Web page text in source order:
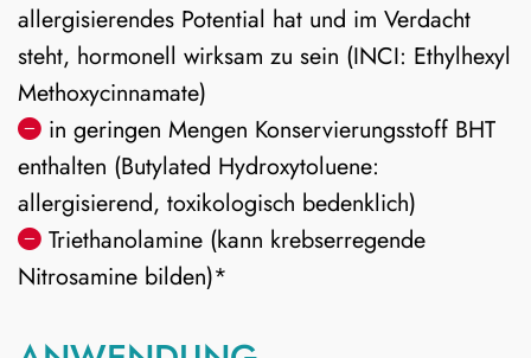
allergisierendes Potential hat und im Verdacht
steht, hormonell wirksam zu sein (INCI: Ethylhexyl
Methoxycinnamate)
in geringen Mengen Konservierungsstoff BHT
enthalten (Butylated Hydroxytoluene:
allergisierend, toxikologisch bedenklich)
Triethanolamine (kann krebserregende
Nitrosamine bilden)*